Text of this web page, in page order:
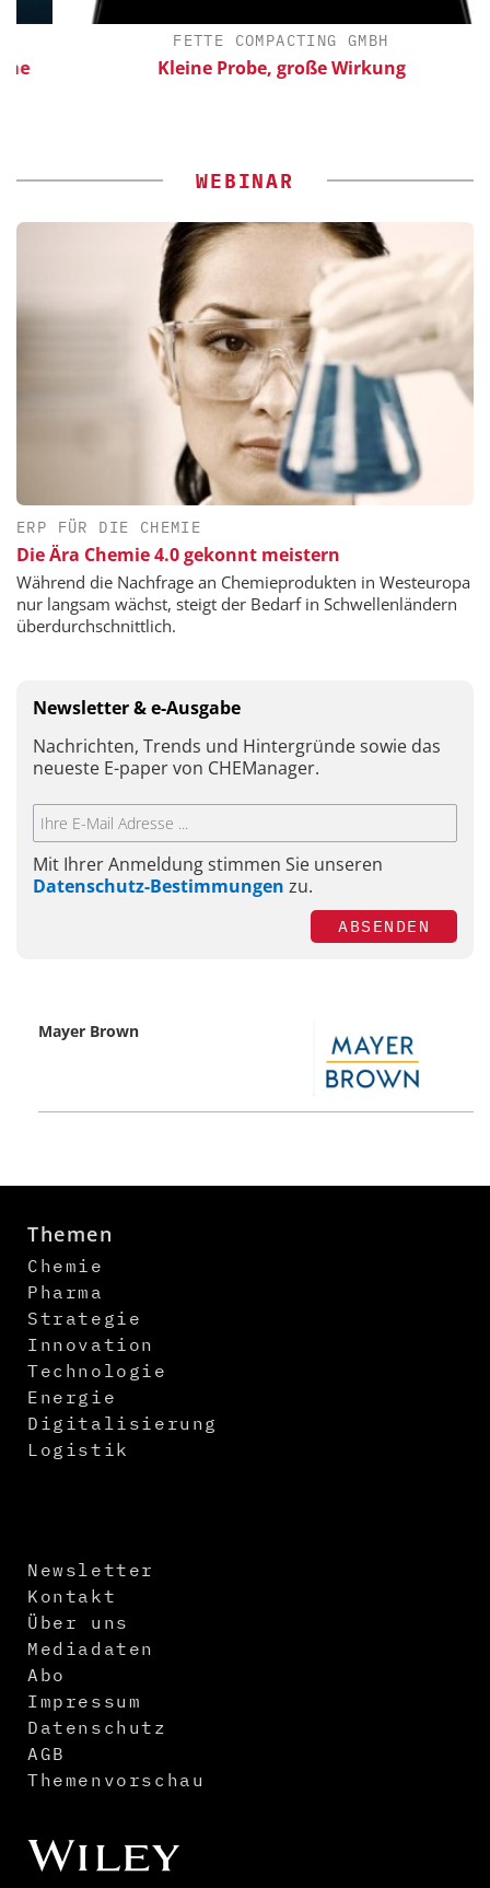
FETTE COMPACTING GMBH
Kleine Probe, große Wirkung
WEBINAR
ERP FÜR DIE CHEMIE
Die Ära Chemie 4.0 gekonnt meistern
Während die Nachfrage an Chemieprodukten in Westeuropa
nur langsam wächst, steigt der Bedarf in Schwellenländern
überdurchschnittlich.
Newsletter & e-Ausgabe
Nachrichten, Trends und Hintergründe sowie das
neueste E-paper von CHEManager.
Mit Ihrer Anmeldung stimmen Sie unseren
Datenschutz-Bestimmungen zu.
ABSENDEN
Mayer Brown
Themen
Chemie
Pharma
Strategie
Innovation
Technologie
Energie
Digitalisierung
Logistik
Newsletter
Kontakt
Über uns
Mediadaten
Abo
Impressum
Datenschutz
AGB
Themenvorschau